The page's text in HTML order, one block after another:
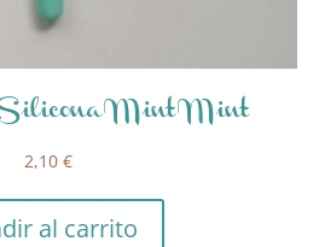
Silicona Mint Mint
2,10 €
al carrito